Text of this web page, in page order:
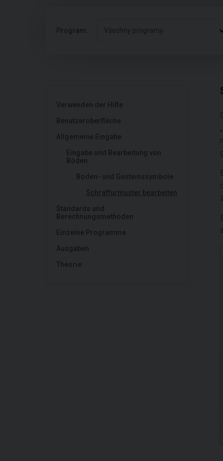
Program: Všechny programy
Verwenden der Hilfe
Benutzeroberfläche
Allgemeine Eingabe
Eingabe und Bearbeitung von
Böden
Boden- und Gesteinssymbole
Schraffurmuster bearbeiten
Standards und
Berechnungsmethoden
Einzelne Programme
Ausgaben
Theorie